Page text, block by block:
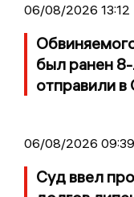
06/08/2026 13:12
был ранен
отправили
06/08/2026 09:39
Суд ввел